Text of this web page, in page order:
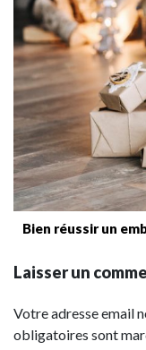
Bien réussir un
Laisser un
Votre adresse email
obligatoires sont